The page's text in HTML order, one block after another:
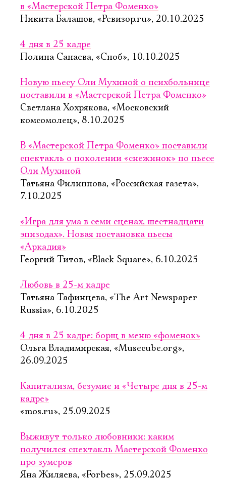
в «Мастерской Петра Фоменко»
Никита Балашов, «Ревизор.ru», 20.10.2025
4 дня в 25 кадре
Полина Санаева, «Сноб», 10.10.2025
Новую пьесу Оли Мухиной о психбольнице
поставили в «Мастерской Петра Фоменко»
Светлана Хохрякова, «Московский
комсомолец», 8.10.2025
В «Мастерской Петра Фоменко» поставили
спектакль о поколении «снежинок» по пьесе
Оли Мухиной
Татьяна Филиппова, «Российская газета»,
7.10.2025
«Игра для ума в семи сценах, шестнадцати
эпизодах». Новая постановка пьесы
«Аркадия»
Георгий Титов, «Black Square», 6.10.2025
Любовь в 25-м кадре
Татьяна Тафинцева, «The Art Newspaper
Russia», 6.10.2025
4 дня в 25 кадре: борщ в меню «фоменок»
Ольга Владимирская, «Musecube.org»,
26.09.2025
Капитализм, безумие и «Четыре дня в 25-м
кадре»
«mos.ru», 25.09.2025
Выживут только любовники: каким
получился спектакль Мастерской Фоменко
про зумеров
Яна Жиляева, «Forbes», 25.09.2025